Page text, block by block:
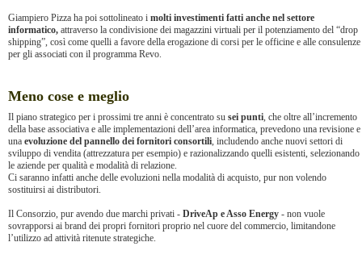
Giampiero Pizza ha poi sottolineato i molti investimenti fatti anche nel settore
informatico, attraverso la condivisione dei magazzini virtuali per il potenziamento del “drop
shipping”, così come quelli a favore della erogazione di corsi per le officine e alle consulenze
per gli associati con il programma Revo.
Meno cose e meglio
Il piano strategico per i prossimi tre anni è concentrato su sei punti, che oltre all’incremento
della base associativa e alle implementazioni dell’area informatica, prevedono una revisione e
una evoluzione del pannello dei fornitori consortili, includendo anche nuovi settori di
sviluppo di vendita (attrezzatura per esempio) e razionalizzando quelli esistenti, selezionando
le aziende per qualità e modalità di relazione.
Ci saranno infatti anche delle evoluzioni nella modalità di acquisto, pur non volendo
sostituirsi ai distributori.
Il Consorzio, pur avendo due marchi privati - DriveAp e Asso Energy - non vuole
sovrapporsi ai brand dei propri fornitori proprio nel cuore del commercio, limitandone
l’utilizzo ad attività ritenute strategiche.